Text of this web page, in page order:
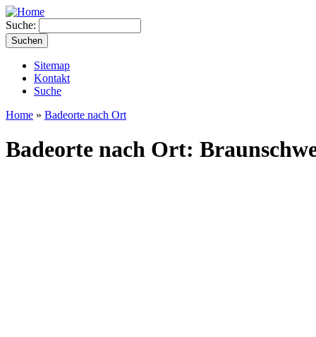
Suche:
Sitemap
Kontakt
Suche
Home » Badeorte nach Ort
Badeorte nach Ort: